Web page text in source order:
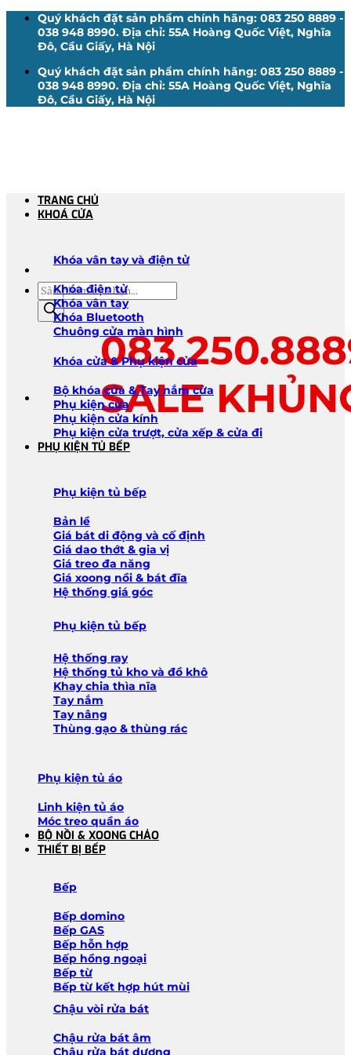
Quý khách đặt sản phẩm chính hãng: 083 250 8889 -
038 948 8990. Địa chỉ: 55A Hoàng Quốc Việt, Nghĩa
Đô, Cầu Giấy, Hà Nội
Quý khách đặt sản phẩm chính hãng: 083 250 8889 -
038 948 8990. Địa chỉ: 55A Hoàng Quốc Việt, Nghĩa
Đô, Cầu Giấy, Hà Nội
Tìm
kiếm
sản
phẩm
SALE
TRANG CHỦ
KHOÁ CỬA
Khóa vân tay và điện tử
Khóa điện tử
Khóa vân tay
Khóa Bluetooth
Chuông cửa màn hình
Khóa cửa & Phụ kiện cửa
Bộ khóa cửa & Tay nắm cửa
Phụ kiện cửa
Phụ kiện cửa kính
Phụ kiện cửa trượt, cửa xếp & cửa đi
PHỤ KIỆN TỦ BẾP
Phụ kiện tủ bếp
Bản lề
Giá bát di động và cố định
Giá dao thớt & gia vị
Giá treo đa năng
Giá xoong nồi & bát đĩa
Hệ thống giá góc
Phụ kiện tủ bếp
Hệ thống ray
Hệ thống tủ kho và đồ khô
Khay chia thìa nĩa
Tay nắm
Tay nâng
Thùng gạo & thùng rác
Phụ kiện tủ áo
Linh kiện tủ áo
Móc treo quần áo
BỘ NỒI & XOONG CHẢO
THIẾT BỊ BẾP
Bếp
Bếp domino
Bếp GAS
Bếp hỗn hợp
Bếp hồng ngoại
Bếp từ
Bếp từ kết hợp hút mùi
Chậu vòi rửa bát
Chậu rửa bát âm
Chậu rửa bát dương